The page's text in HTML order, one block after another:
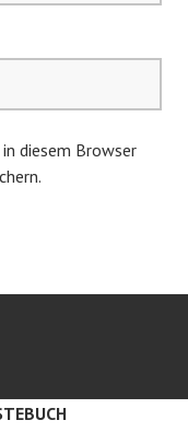
diesem Browser